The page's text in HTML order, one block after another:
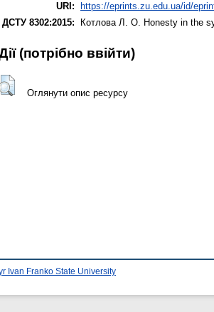
URI:
https://eprints.zu.edu.ua/id/
ДСТУ 8302:2015:
Котлова Л. О. Honesty in the
​​(потрібно ввійти)
Оглянути опис ресурсу
Ivan Franko State University